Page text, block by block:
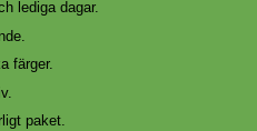
lediga dagar.
färger.
paket.